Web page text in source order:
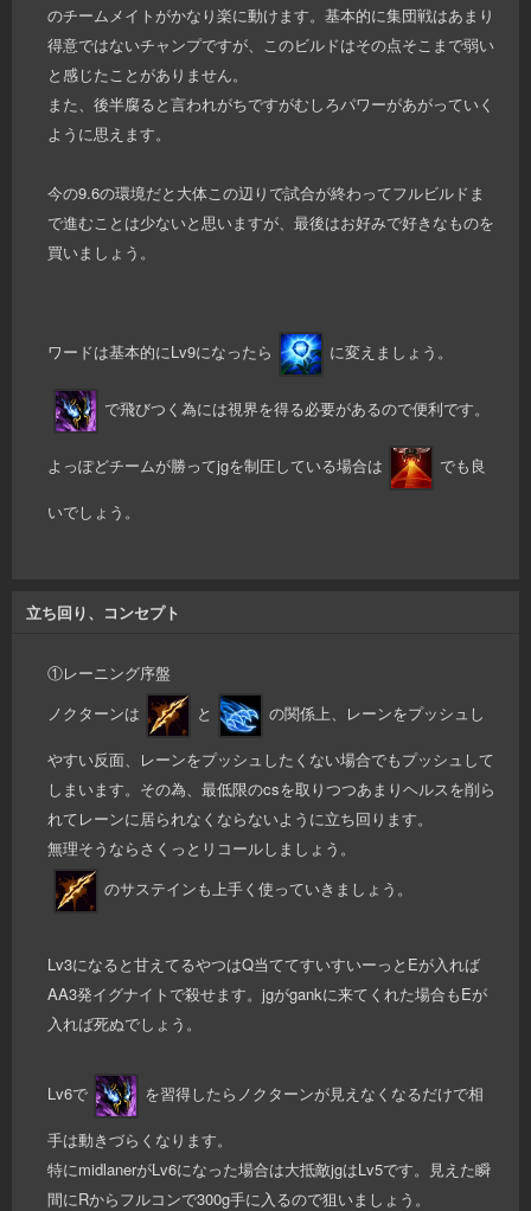
のチームメイトがかなり楽に動けます。基本的に集団戦はあまり
得意ではないチャンプですが、このビルドはその点そこまで弱い
と感じたことがありません。
また、後半腐ると言われがちですがむしろパワーがあがっていく
ように思えます。
今の9.6の環境だと大体この辺りで試合が終わってフルビルドま
で進むことは少ないと思いますが、最後はお好みで好きなものを
買いましょう。
ワードは基本的にLv9になったら に変えましょう。
で飛びつく為には視界を得る必要があるので便利です。
よっぽどチームが勝ってjgを制圧している場合は でも良
いでしょう。
立ち回り、コンセプト
①レーニング序盤
ノクターンは
と の関係上、レーンをプッシュし
やすい反面、レーンをプッシュしたくない場合でもプッシュして
しまいます。その為、最低限のcsを取りつつあまりヘルスを削ら
れてレーンに居られなくならないように立ち回ります。
無理そうならさくっとリコールしましょう。
のサステインも上手く使っていきましょう。
Lv3になると甘えてるやつはQ当ててすいすいーっとEが入れば
AA3発イグナイトで殺せます。jgがgankに来てくれた場合もEが
入れば死ぬでしょう。
Lv6で を習得したらノクターンが見えなくなるだけで相
手は動きづらくなります。
特にmidlanerがLv6になった場合は大抵敵jgはLv5です。見えた瞬
間にRからフルコンで300g手に入るので狙いましょう。